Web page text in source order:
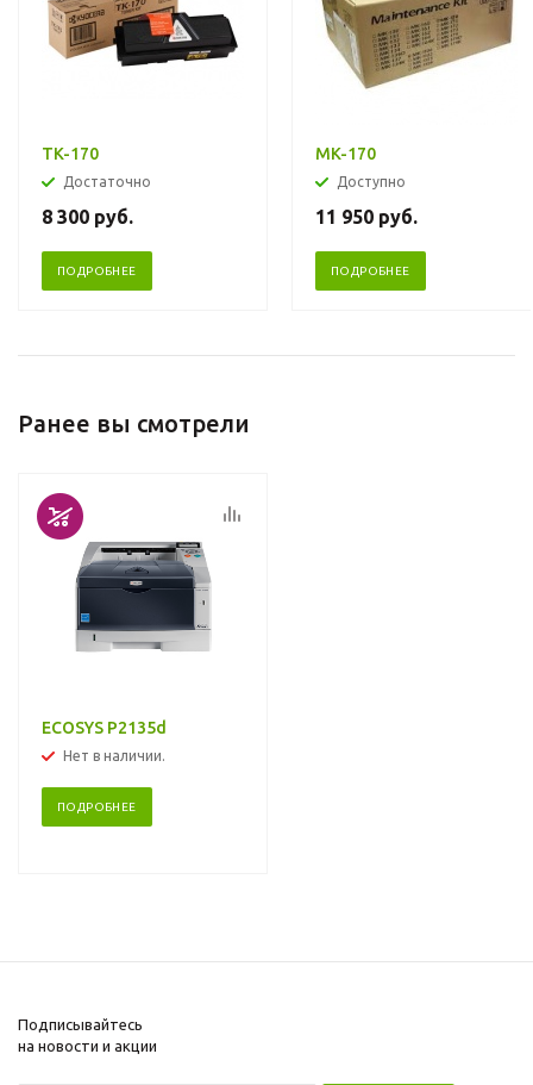
TK-170
Достаточно
8 300 руб.
ПОДРОБНЕЕ
MK-170
Доступно
11 950 руб.
ПОДРОБНЕЕ
Ранее вы смотрели
ECOSYS P2135d
Нет в наличии.
ПОДРОБНЕЕ
Подписывайтесь
на новости и акции